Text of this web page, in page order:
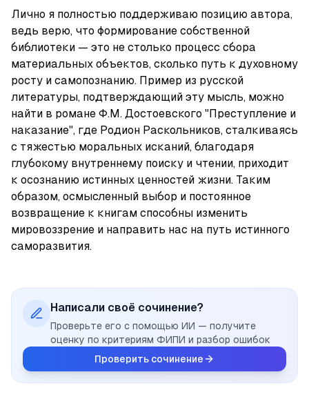
Лично я полностью поддерживаю позицию автора,
ведь верю, что формирование собственной
библиотеки — это не столько процесс сбора
материальных объектов, сколько путь к духовному
росту и самопознанию. Пример из русской
литературы, подтверждающий эту мысль, можно
найти в романе Ф.М. Достоевского "Преступление и
наказание", где Родион Раскольников, сталкиваясь
с тяжестью моральных исканий, благодаря
глубокому внутреннему поиску и чтении, приходит
к осознанию истинных ценностей жизни. Таким
образом, осмысленный выбор и постоянное
возвращение к книгам способны изменить
мировоззрение и направить нас на путь истинного
саморазвития.
Написали своё сочинение?
Проверьте его с помощью ИИ — получите
оценку по критериям ФИПИ и разбор ошибок
Проверить сочинение